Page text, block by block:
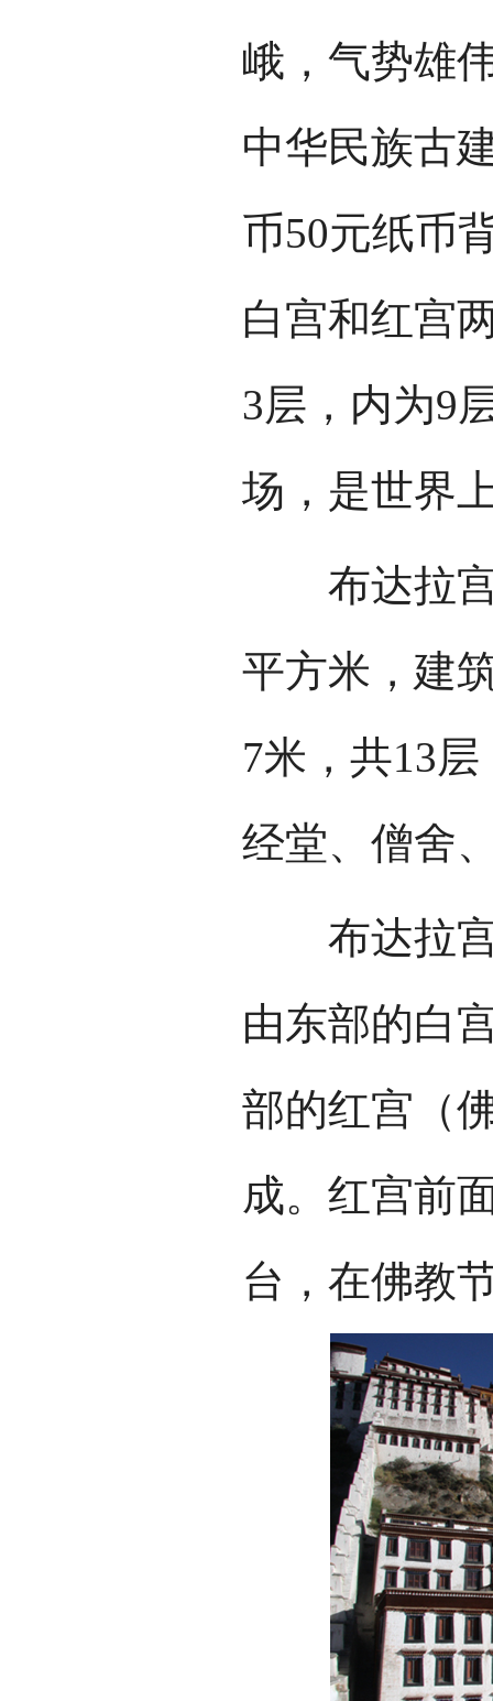
峨，气势雄
中华民族古
币50元纸币
白宫和红宫
3层，内为9
场，是世界
布达拉宫
平方米，建
7米，共13
经堂、僧舍
布达拉宫
由东部的白
部的红宫（
成。红宫前
台，在佛教